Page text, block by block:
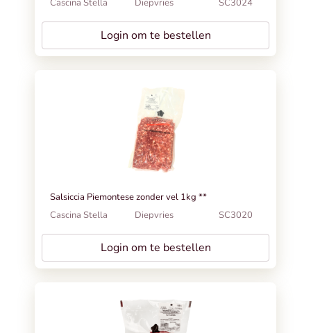
Login om te bestellen
Salsiccia Piemontese zonder vel 1kg **
Cascina Stella
Diepvries SC3020
Login om te bestellen